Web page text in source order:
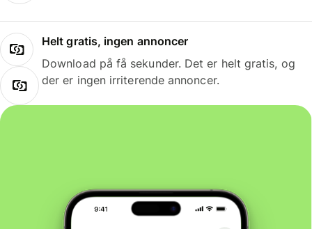
Helt gratis, ingen annoncer
Download på få sekunder. Det er helt gratis, og
der er ingen irriterende annoncer.